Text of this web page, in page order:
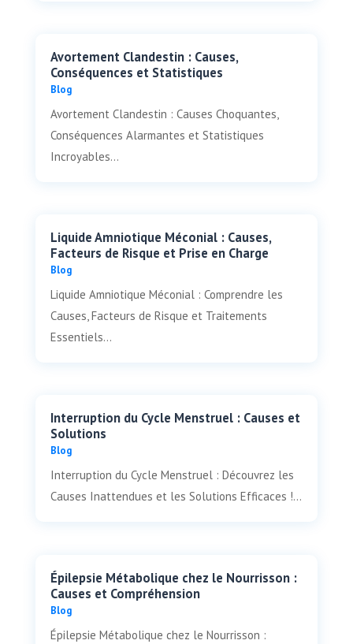
Avortement Clandestin : Causes,
Conséquences et Statistiques
Blog
Avortement Clandestin : Causes Choquantes,
Conséquences Alarmantes et Statistiques
Incroyables...
Liquide Amniotique Méconial : Causes,
Facteurs de Risque et Prise en Charge
Blog
Liquide Amniotique Méconial : Comprendre les
Causes, Facteurs de Risque et Traitements
Essentiels...
Interruption du Cycle Menstruel : Causes et
Solutions
Blog
Interruption du Cycle Menstruel : Découvrez les
Causes Inattendues et les Solutions Efficaces !...
Épilepsie Métabolique chez le Nourrisson :
Causes et Compréhension
Blog
Épilepsie Métabolique chez le Nourrisson :